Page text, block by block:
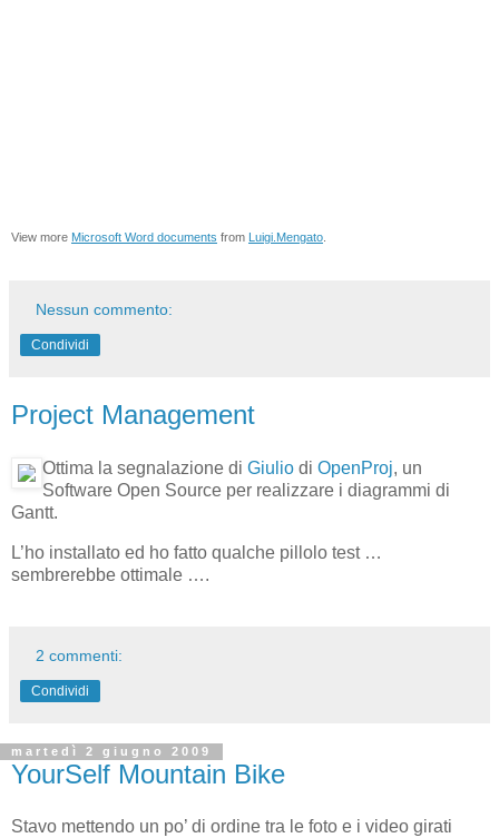
View more Microsoft Word documents from Luigi.Mengato
Nessun commento:
Condividi
Project Management
Ottima la segnalazione di Giulio di OpenProj, un
Software Open Source per realizzare i diagrammi di
Gantt.
L’ho installato ed ho fatto qualche pillolo test …
sembrerebbe ottimale ….
2 commenti:
Condividi
martedì 2 giugno 2009
YourSelf Mountain Bike
Stavo mettendo un po’ di ordine tra le foto e i video girati